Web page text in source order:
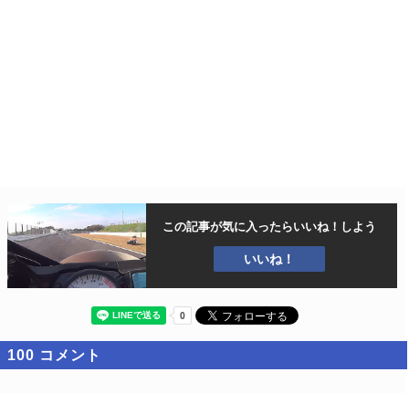
この記事が気に入ったらいいね！しよう
いいね！
100 コメント